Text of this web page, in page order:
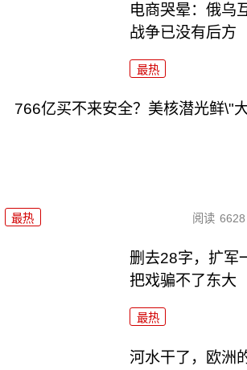
电商哭晕：俄乌
战争已没有后方
最热
766亿买不来安全？美核潜光鲜\"
最热 阅读 6628
删去28字，扩军
把戏骗不了东大
最热
河水干了，欧洲